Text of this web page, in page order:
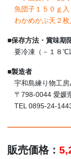
魚団子１５０ｇ入
わかめかぶ天２枚
■保存方法・賞味期
要冷凍（－１８℃
■製造者
宇和島練り物工房
〒798-0044 愛媛
TEL 0895-24-
販売価格：